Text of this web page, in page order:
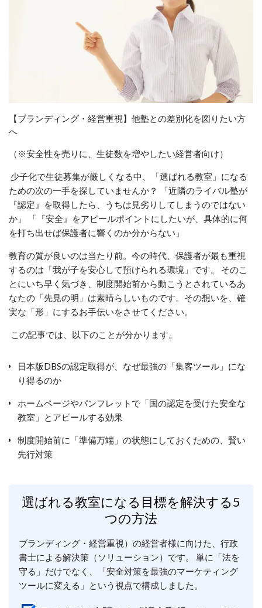
【ブランディング・経営重視】他塾との差別化を図りたい方
へ
（※安全性を売りに、生徒数を増やしたい経営者向け）
少子化で生徒募集が厳しくなる中、「選ばれる教室」になる
ための次の一手を探していませんか？ 「近隣のライバル塾が
『認定』を取得したら、うちは見劣りしてしまうのではない
か」 「『安全』をアピールポイントにしたいが、具体的に何
を打ち出せば保護者に響くのか分からない」
教育の質が良いのは当たり前。今の時代、保護者が最も重視
するのは「我が子を安心して預けられる環境」です。 そのこ
とにいち早く気づき、制度開始前から動こうとされているあ
なたの「先見の明」は素晴らしいものです。その想いを、確
実な「形」にするお手伝いをさせてください。
この記事では、以下のことが分かります。
日本版DBSの認定取得が、なぜ最強の「集客ツール」にな
り得るのか
ホームページやパンフレットで「国の認定を受けた安全な
教室」とアピールする効果
制度開始前に「準備万端」の状態にしておくための、賢い
先行対策
選ばれる教室になる目標を解決する5
つの方法
ブランディング・経営重視）の経営者様に向けた、行政
書士による解決策（ソリューション）です。 単に「法を
守る」だけでなく、「安全対策を最強のマーケティング
ツールに変える」という視点で構成しました。